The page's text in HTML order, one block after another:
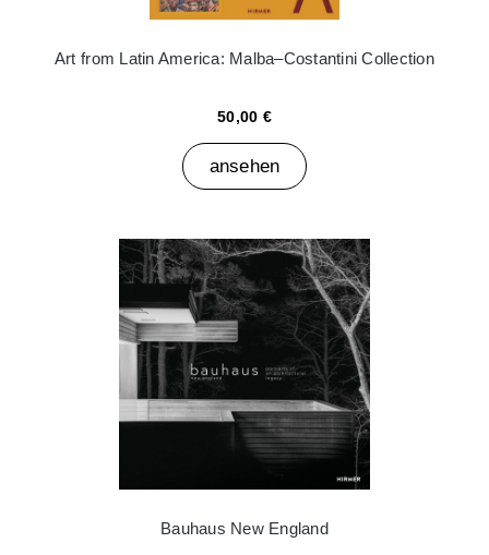
Art from Latin America: Malba–Costantini Collection
50,00 €
ansehen
Bauhaus New England